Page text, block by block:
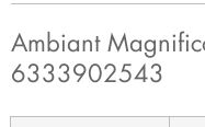
Ambiant
6333902543